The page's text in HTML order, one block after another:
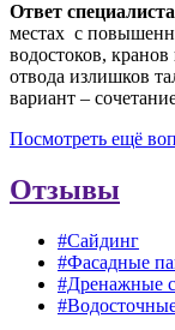
Ответ специалиста
местах с
водостоков,
отвода излишков
вариант –
Посмотреть ещё
Отзывы
#Сайдинг
#Фасадные
#Дренажные